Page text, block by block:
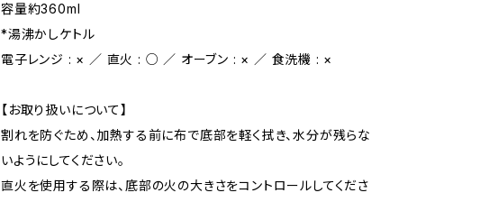
容量約360ml
*湯沸かしケトル
電子レンジ : × ／ 直火 : ○ ／ オーブン : × ／ 食洗機 : ×
【お取り扱いについて】
割れを防ぐため、加熱する前に布で底部を軽く拭き、水分が残らな
いようにしてください。
直火を使用する際は、底部の火の大きさをコントロールしてくださ